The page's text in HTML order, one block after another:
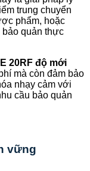
trung chuyển
phẩm, hoặc
bảo quản thực
20RF độ mới
mà còn đảm bảo
nhạy cảm với
cầu bảo quản
vững